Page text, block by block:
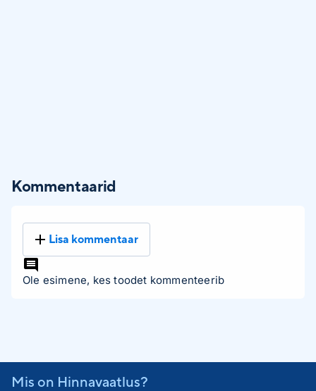
Kommentaarid
Lisa kommentaar
Ole esimene, kes toodet kommenteerib
Mis on Hinnavaatlus?